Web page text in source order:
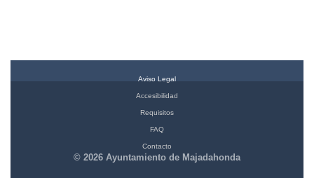
Aviso Legal
Accesibilidad
Requisitos
FAQ
Contacto
© 2026 Ayuntamiento de Majadahonda